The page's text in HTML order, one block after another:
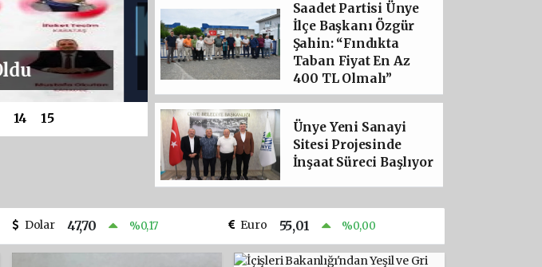
ORDU’LU PALU AİLESİ
SON NOKTAYI KOYDU: TUNCER
MÜEBBET HAPİS CEZASI
14 15
Saadet Partisi Ünye
İlçe Başkanı Özgür
Şahin: “Fındıkta
Taban Fiyat En Az
400 TL Olmalı”
Ünye Yeni Sanayi
Sitesi Projesinde
İnşaat Süreci Başlıyor
Dolar 47,70 %0,17 Euro 55,01 %0,00